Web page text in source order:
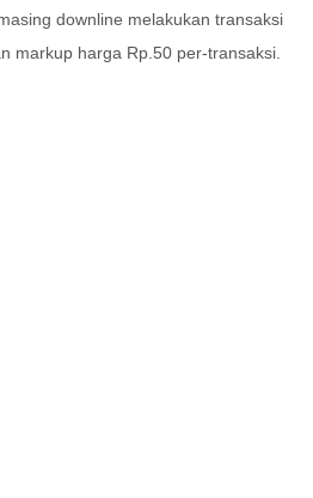
downline melakukan transaksi
markup harga Rp.50 per-transaksi.